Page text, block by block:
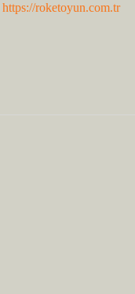
https://roketoyun.com.tr